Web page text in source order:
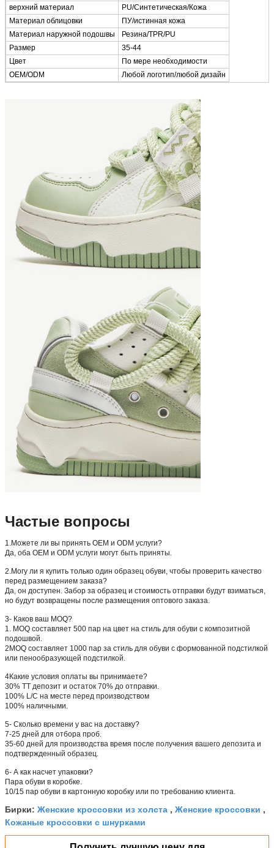
верхний материал
PU/Синтетическая/Кожа
Материал облицовки
ПУ/истинная кожа
Материал наружной подошвы
Резина/TPR/PU
Размер
35-44
Цвет
По мере необходимости
OEM/ODM
Любой логотип/любой дизайн
Частые вопросы
1.Можете ли вы принять OEM и ODM услуги?
Да, оба OEM и ODM услуги могут быть приняты.
2.Могу ли я купить только один образец обуви, чтобы проверить качество
перед размещением заказа?
Да, он доступен. Забор за образец и стоимость отправки будут взиматься,
но будут возвращены после размещения оптового заказа.
3- Каков ваш MOQ?
1. MOQ составляет 500 пар на цвет на стиль для обуви с композитной
подошвой.
2MOQ составляет 1000 пар за стиль для обуви с формованной подстилкой
или пенообразующей подстилкой.
4Какие условия оплаты вы принимаете?
30% ТТ депозит и остаток 70% до отправки.
100% L/C на месте перед производством
100% наличными.
5- Сколько времени у вас на доставку?
7-25 дней для отбора проб.
35-60 дней для производства время после получения вашего депозита и
подтвержденный образец.
6- А как насчет упаковки?
Пара обуви в коробке.
10/15 пар обуви в картонную коробку или по требованию клиента.
Бирки: Женские кроссовки из холста , Женские кроссовки ,
Кожаные кроссовки с шнурками